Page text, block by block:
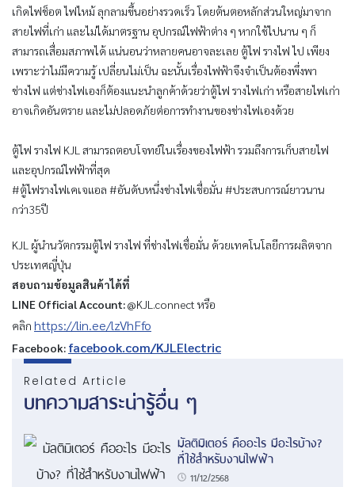
เกิดไฟช็อต ไฟไหม้ ลุกลามขึ้นอย่างรวดเร็ว โดยต้นตอหลักส่วนใหญ่มาจาก
สายไฟที่เก่า และไม่ได้มาตรฐาน อุปกรณ์ไฟฟ้าต่าง ๆ หากใช้ไปนาน ๆ ก็
สามารถเสื่อมสภาพได้ แน่นอนว่าหลายคนอาจละเลย ตู้ไฟ รางไฟ ไป เพียง
เพราะว่าไม่มีความรู้ เปลี่ยนไม่เป็น ฉะนั้นเรื่องไฟฟ้าจึงจำเป็นต้องพึ่งพา
ช่างไฟ แต่ช่างไฟเองก็ต้องแนะนำลูกค้าด้วยว่าตู้ไฟ รางไฟเก่า หรือสายไฟเก่า
อาจเกิดอันตราย และไม่ปลอดภัยต่อการทำงานของช่างไฟเองด้วย
ตู้ไฟ รางไฟ KJL สามารถตอบโจทย์ในเรื่องของไฟฟ้า รวมถึงการเก็บสายไฟ
และอุปกรณ์ไฟฟ้าที่สุด
#ตู้ไฟรางไฟเคเจแอล #อันดับหนึ่งช่างไฟเชื่อมั่น #ประสบการณ์ยาวนาน
กว่า35ปี
KJL ผู้นำนวัตกรรมตู้ไฟ รางไฟ ที่ช่างไฟเชื่อมั่น ด้วยเทคโนโลยีการผลิตจาก
ประเทศญี่ปุ่น
สอบถามข้อมูลสินค้าได้ที่
LINE Official Account:@KJL.connect หรือ
คลิก https://lin.ee/lzVhFfo
Facebook: facebook.com/KJLElectric
Related Article
บทความสาระน่ารู้อื่น ๆ
มัลติมิเตอร์ คืออะไร มีอะไรบ้าง?
ที่ใช้สำหรับงานไฟฟ้า
11/12/2568